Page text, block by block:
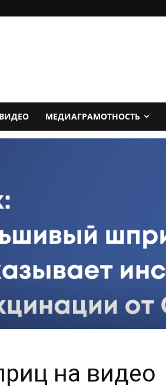
ВИДЕО МЕДИАГРАМОТНОСТЬ
на видео